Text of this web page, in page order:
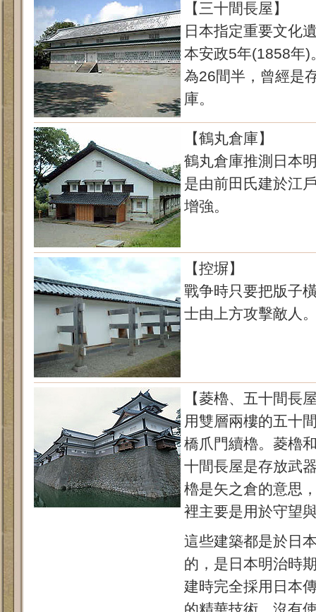
【三十間長屋】
日本指定重要文化
本安政5年(1858年)
為26間半，曾經是
庫。
【鶴丸倉庫】
鶴丸倉庫推測日本
是由前田氏建於江
增強。
【控塀】
戰争時只要把版子
士由上方攻擊敵人
【菱櫓、五十間長
用雙層兩樓的五十
橋爪門續櫓。菱櫓
十間長屋是存放武
櫓是矢之倉的意思
裡主要是用於守望
這些建築都是於日
的，是日本明治時
建時完全採用日本